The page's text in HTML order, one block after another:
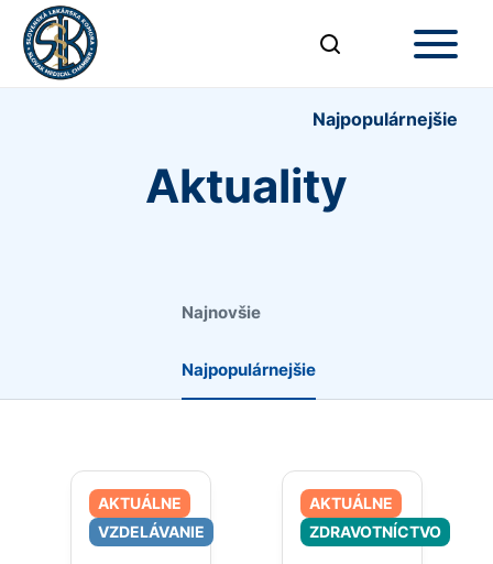
Najpopulárnejšie
Aktuality
Najnovšie
Najpopulárnejšie
AKTUÁLNE
VZDELÁVANIE
AKTUÁLNE
ZDRAVOTNÍCTVO